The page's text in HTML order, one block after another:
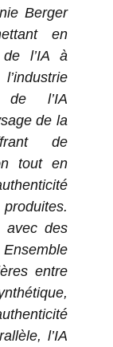
Berger
en
l’IA à
de l’IA
de la
de
tout en
avec des
entre
l’IA